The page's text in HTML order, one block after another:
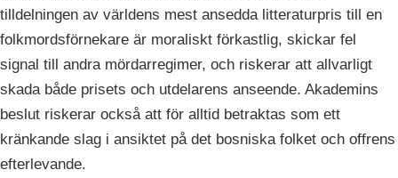
tilldelningen av världens mest ansedda litteraturpris till en
folkmordsförnekare är moraliskt förkastlig, skickar fel
signal till andra mördarregimer, och riskerar att allvarligt
skada både prisets och utdelarens anseende. Akademins
beslut riskerar också att för alltid betraktas som ett
kränkande slag i ansiktet på det bosniska folket och offrens
efterlevande.